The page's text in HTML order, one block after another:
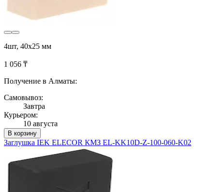
4шт, 40х25 мм
1 056 ₸
Получение в Алматы:
Самовывоз:
Завтра
Курьером:
10 августа
В корзину
Заглушка IEK ELECOR КМЗ EL-KK10D-Z-100-060-K02